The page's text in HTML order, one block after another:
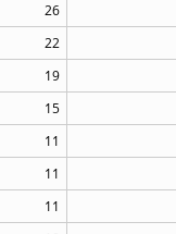
26
22
19
15
11
11
11